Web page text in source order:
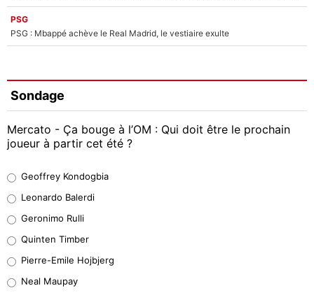
PSG
PSG : Mbappé achève le Real Madrid, le vestiaire exulte
Sondage
Mercato - Ça bouge à l’OM : Qui doit être le prochain
joueur à partir cet été ?
38%
32%
4%
Geoffrey Kondogbia
Leonardo Balerdi
Geronimo Rulli
Quinten Timber
Pierre-Emile Hojbjerg
Neal Maupay